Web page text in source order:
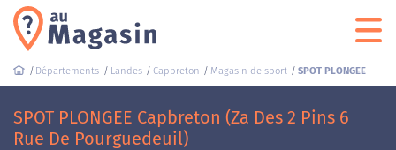
Départements Landes Capbreton Magasin de sport SPOT PLONGEE
SPOT PLONGEE Capbreton (Za Des 2 Pins 6
Rue De Pourguedeuil)